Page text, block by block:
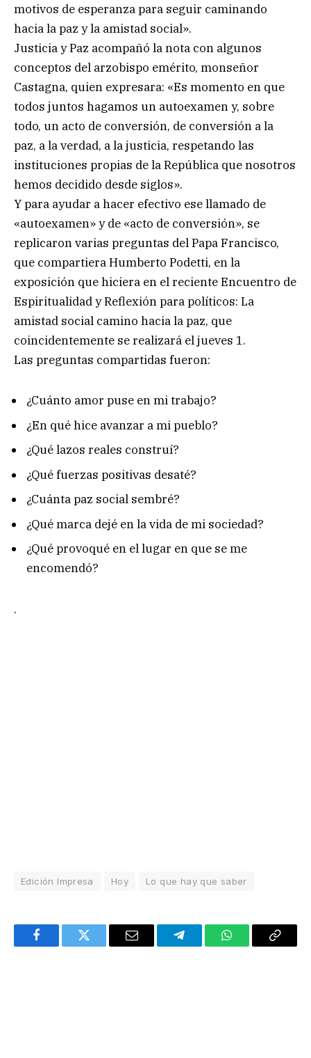
motivos de esperanza para seguir caminando
hacia la paz y la amistad social».
Justicia y Paz acompañó la nota con algunos
conceptos del arzobispo emérito, monseñor
Castagna, quien expresara: «Es momento en que
todos juntos hagamos un autoexamen y, sobre
todo, un acto de conversión, de conversión a la
paz, a la verdad, a la justicia, respetando las
instituciones propias de la República que nosotros
hemos decidido desde siglos».
Y para ayudar a hacer efectivo ese llamado de
«autoexamen» y de «acto de conversión», se
replicaron varias preguntas del Papa Francisco,
que compartiera Humberto Podetti, en la
exposición que hiciera en el reciente Encuentro de
Espiritualidad y Reflexión para políticos: La
amistad social camino hacia la paz, que
coincidentemente se realizará el jueves 1.
Las preguntas compartidas fueron:
¿Cuánto amor puse en mi trabajo?
¿En qué hice avanzar a mi pueblo?
¿Qué lazos reales construí?
¿Qué fuerzas positivas desaté?
¿Cuánta paz social sembré?
¿Qué marca dejé en la vida de mi sociedad?
¿Qué provoqué en el lugar en que se me
encomendó?
.
Edición Impresa Hoy Lo que hay que saber
FacebookTwitter Email TelegramWhatsAppCopy